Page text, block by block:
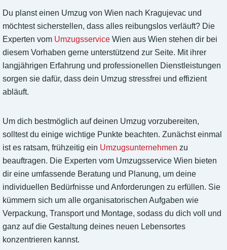
Du planst einen Umzug von Wien nach Kragujevac und
möchtest sicherstellen, dass alles reibungslos verläuft? Die
Experten vom Umzugsservice Wien aus Wien stehen dir bei
diesem Vorhaben gerne unterstützend zur Seite. Mit ihrer
langjährigen Erfahrung und professionellen Dienstleistungen
sorgen sie dafür, dass dein Umzug stressfrei und effizient
abläuft.
Um dich bestmöglich auf deinen Umzug vorzubereiten,
solltest du einige wichtige Punkte beachten. Zunächst einmal
ist es ratsam, frühzeitig ein Umzugsunternehmen zu
beauftragen. Die Experten vom Umzugsservice Wien bieten
dir eine umfassende Beratung und Planung, um deine
individuellen Bedürfnisse und Anforderungen zu erfüllen. Sie
kümmern sich um alle organisatorischen Aufgaben wie
Verpackung, Transport und Montage, sodass du dich voll und
ganz auf die Gestaltung deines neuen Lebensortes
konzentrieren kannst.